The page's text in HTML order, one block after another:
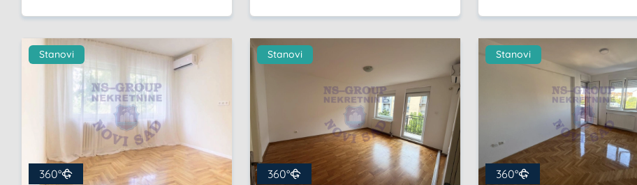
Stanovi
360°
Stanovi
360°
Stanovi
360°